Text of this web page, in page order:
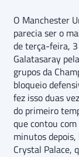
O Manchester
parecia ser o
de terça-feira,
Galatasaray
grupos da
bloqueio
fez isso duas
do primeiro
que contou
minutos
Crystal Palace,